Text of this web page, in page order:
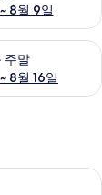
8월 9일
주말
8월 16일
능 여부 확인,
Bed. Room Loft |